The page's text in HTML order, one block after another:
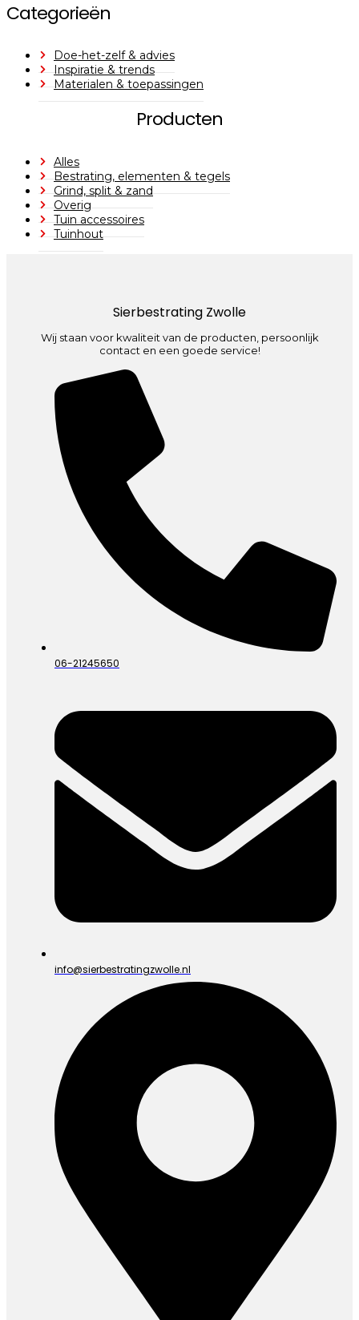
Categorieën
Doe-het-zelf & advies
Inspiratie & trends
Materialen & toepassingen
Producten
Alles
Bestrating, elementen & tegels
Grind, split & zand
Overig
Tuin accessoires
Tuinhout
Sierbestrating Zwolle
Wij staan voor kwaliteit van de producten, persoonlijk
contact en een goede service!
06-21245650
info@sierbestratingzwolle.nl